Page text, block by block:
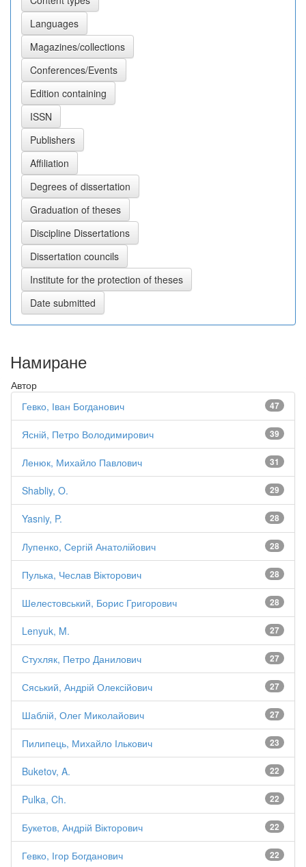
Намиране
Автор
47
Гевко, Іван Богданович
39
Ясній, Петро Володимирович
31
Ленюк, Михайло Павлович
29
Shabliy, O.
28
Yasniy, P.
28
Лупенко, Сергій Анатолійович
28
Пулька, Чеслав Вікторович
28
Шелестовський, Борис Григорович
27
Lenyuk, M.
27
Стухляк, Петро Данилович
27
Сяський, Андрій Олексійович
27
Шаблій, Олег Миколайович
23
Пилипець, Михайло Ількович
22
Buketov, A.
22
Pulka, Ch.
22
Букетов, Андрій Вікторович
22
Гевко, Ігор Богданович